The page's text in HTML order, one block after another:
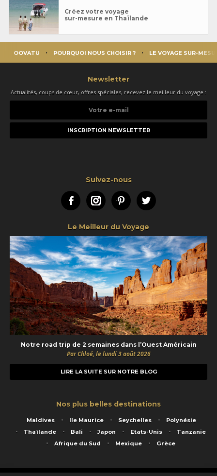
Créez votre voyage
sur-mesure en Thaïlande
OOVATU POURQUOI NOUS CHOISIR ? LE VOYAGE SUR-
Newsletter
Actualités, coups de cœur, offres spéciales, recevez le meilleur du voyage :
e-
Suivez-nous
FacebookInstagramPinterestTwitter
Le Meilleur du Voyage
Notre road trip de 2 semaines dans l’Ouest Américain
Par Chloé, le lundi 3 août 2026
LIRE LA SUITE SUR NOTRE BLOG
Nos plus belles destinations
Maldives Ile Maurice Seychelles
Polynésie
Thaïlande
Bali Japon Etats-Unis
Tanzanie
Afrique du Sud
Mexique Grèce